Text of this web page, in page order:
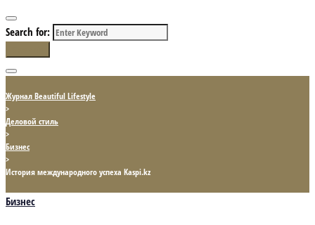
Search for:
Журнал Beautiful Lifestyle
>
Деловой стиль
>
Бизнес
>
История международного успеха Kaspi.kz
Бизнес